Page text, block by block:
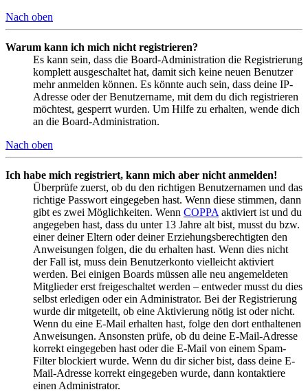
Nach oben
Warum kann ich mich nicht registrieren?
Es kann sein, dass die Board-Administration die Registrierung
komplett ausgeschaltet hat, damit sich keine neuen Benutzer
mehr anmelden können. Es könnte auch sein, dass deine IP-
Adresse oder der Benutzername, mit dem du dich registrieren
möchtest, gesperrt wurden. Um Hilfe zu erhalten, wende dich
an die Board-Administration.
Nach oben
Ich habe mich registriert, kann mich aber nicht anmelden!
Überprüfe zuerst, ob du den richtigen Benutzernamen und das
richtige Passwort eingegeben hast. Wenn diese stimmen, dann
gibt es zwei Möglichkeiten. Wenn COPPA aktiviert ist und du
angegeben hast, dass du unter 13 Jahre alt bist, musst du bzw.
einer deiner Eltern oder deiner Erziehungsberechtigten den
Anweisungen folgen, die du erhalten hast. Wenn dies nicht
der Fall ist, muss dein Benutzerkonto vielleicht aktiviert
werden. Bei einigen Boards müssen alle neu angemeldeten
Mitglieder erst freigeschaltet werden – entweder musst du dies
selbst erledigen oder ein Administrator. Bei der Registrierung
wurde dir mitgeteilt, ob eine Aktivierung nötig ist oder nicht.
Wenn du eine E-Mail erhalten hast, folge den dort enthaltenen
Anweisungen. Ansonsten prüfe, ob du deine E-Mail-Adresse
korrekt eingegeben hast oder die E-Mail von einem Spam-
Filter blockiert wurde. Wenn du dir sicher bist, dass deine E-
Mail-Adresse korrekt eingegeben wurde, dann kontaktiere
einen Administrator.